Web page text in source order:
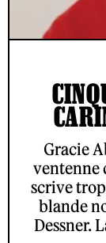
Gracie
ventenne
scrive
blande
Dessner.